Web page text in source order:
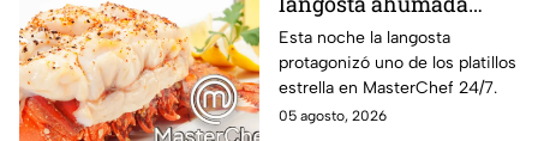
como en MasterChef
24/7
Esta noche la langosta
protagonizó uno de los platillos
estrella en MasterChef 24/7.
05 agosto, 2026